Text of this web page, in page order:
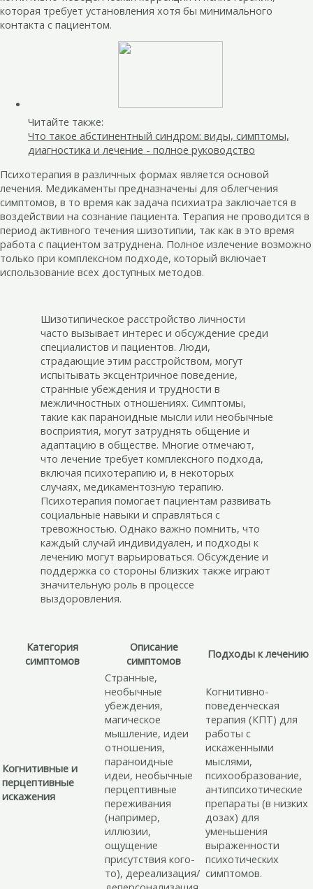
которая требует установления хотя бы минимального
контакта с пациентом.
Читайте также:
Что такое абстинентный синдром: виды, симптомы,
диагностика и лечение - полное руководство
Психотерапия в различных формах является основой
лечения. Медикаменты предназначены для облегчения
симптомов, в то время как задача психиатра заключается в
воздействии на сознание пациента. Терапия не проводится в
период активного течения шизотипии, так как в это время
работа с пациентом затруднена. Полное излечение возможно
только при комплексном подходе, который включает
использование всех доступных методов.
Шизотипическое расстройство личности
часто вызывает интерес и обсуждение среди
специалистов и пациентов. Люди,
страдающие этим расстройством, могут
испытывать эксцентричное поведение,
странные убеждения и трудности в
межличностных отношениях. Симптомы,
такие как параноидные мысли или необычные
восприятия, могут затруднять общение и
адаптацию в обществе. Многие отмечают,
что лечение требует комплексного подхода,
включая психотерапию и, в некоторых
случаях, медикаментозную терапию.
Психотерапия помогает пациентам развивать
социальные навыки и справляться с
тревожностью. Однако важно помнить, что
каждый случай индивидуален, и подходы к
лечению могут варьироваться. Обсуждение и
поддержка со стороны близких также играют
значительную роль в процессе
выздоровления.
Категория
симптомов
Описание
симптомов
Подходы к лечению
Когнитивные и
перцептивные
искажения
Странные,
необычные
убеждения,
магическое
мышление, идеи
отношения,
параноидные
идеи, необычные
перцептивные
переживания
(например,
иллюзии,
ощущение
присутствия кого-
то), дереализация/
Когнитивно-
поведенческая
терапия (КПТ) для
работы с
искаженными
мыслями,
психообразование,
антипсихотические
препараты (в низких
дозах) для
уменьшения
выраженности
психотических
симптомов.